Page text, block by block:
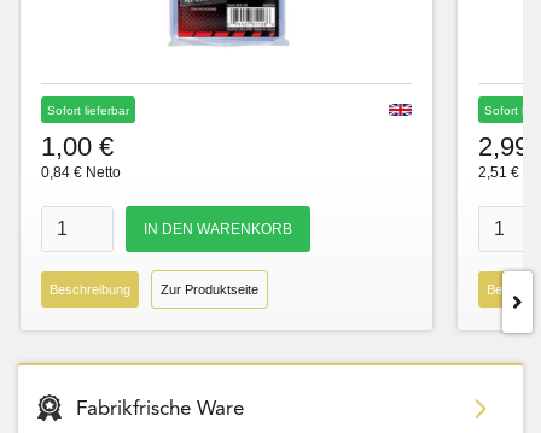
Sofort lieferbar
1,00 €
0,84 € Netto
Beschreibung Zur Produktseite
Sofort
2,99
2,51 €
Fabrikfrische Ware